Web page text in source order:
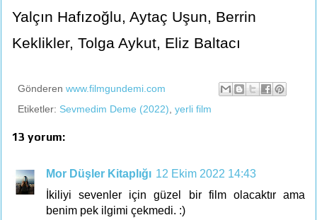
Yalçın Hafızoğlu, Aytaç Uşun, Berrin
Keklikler, Tolga Aykut, Eliz Baltacı
Gönderen www.filmgundemi.com
Etiketler: Sevmedim Deme (2022), yerli film
13 yorum:
Mor Düşler Kitaplığı 12 Ekim 2022 14:43
İkiliyi sevenler için güzel bir film olacaktır ama
benim pek ilgimi çekmedi. :)